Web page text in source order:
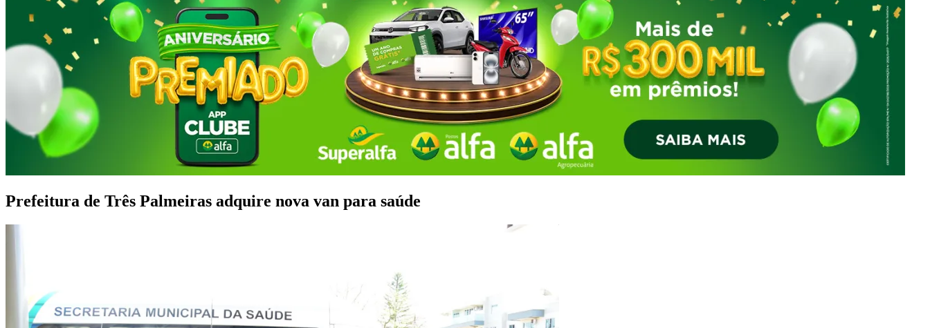
Prefeitura de Três Palmeiras adquire nova van para saúde